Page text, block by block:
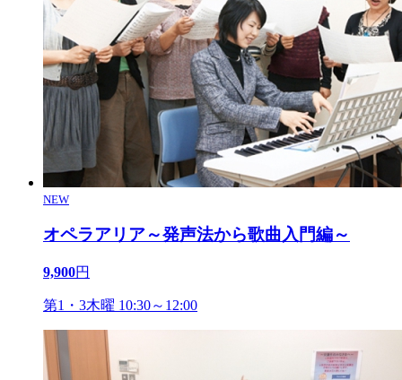
NEW
オペラアリア～発声法から歌曲入門編～
9,900円
第1・3木曜 10:30～12:00